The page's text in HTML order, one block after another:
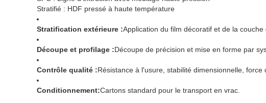
Stratifié : HDF pressé à haute température
Stratification extérieure :Application du film décoratif et de la couche
Découpe et profilage :Découpe de précision et mise en forme par
Contrôle qualité :Résistance à l'usure, stabilité dimensionnelle, force
Conditionnement:Cartons standard pour le transport en vrac.